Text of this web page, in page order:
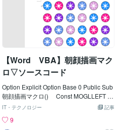
------ Dim Ip As Integer, Jp As Integer
Dim intDxp As Integer, intDyp As Integer
Dim lngCol As Long ' lngCol = vbBl
ack '←塗りつぶし色 For
Jp = 0 To HLQNROWS - 1 intDyp =
HLQNTOPP + HLQNHEIG * Jp For I
p =
【Word VBA】朝顔描画マク
ロ▽ソースコード
Option Explicit Option Base 0 Public Sub
朝顔描画マクロ() Const MOGLLEFT =
80 '描画開始位置Ｘ Const MOGLT
Const MOGLSIZE = 36 'サイズ
記事
IT・テクノロジー
9